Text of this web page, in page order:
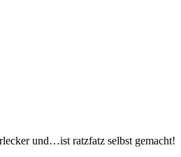
und…ist ratzfatz selbst gemacht!